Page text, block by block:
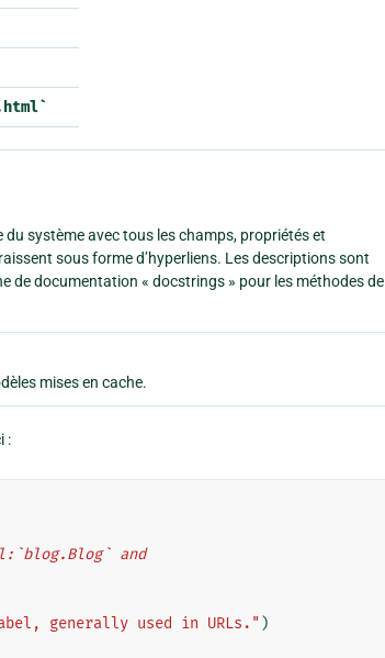
du système avec tous les champs, propriétés et
sous forme d’hyperliens. Les descriptions sont
de documentation « docstrings » pour les méthodes de
mises en cache.
:
and
generally used in URLs." )